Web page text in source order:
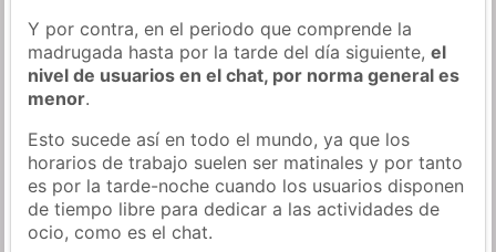
Y por contra, en el periodo que comprende la
madrugada hasta por la tarde del día siguiente,el
nivel de usuarios en el chat, por norma general es
menor.
Esto sucede así en todo el mundo, ya que los
horarios de trabajo suelen ser matinales y por tanto
es por la tarde-noche cuando los usuarios disponen
de tiempo libre para dedicar a las actividades de
ocio, como es el chat.